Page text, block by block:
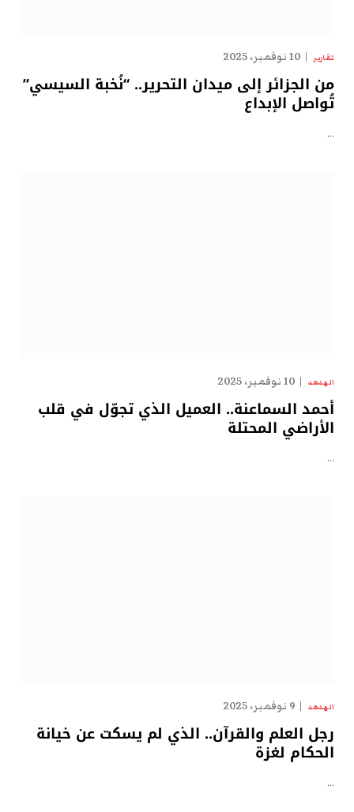
تقارير 10 نوفمبر، 2025
من الجزائر إلى ميدان التحرير.. “نُخبة السيسي”
تُواصل الإبداع
…
الهدهد 10 نوفمبر، 2025
أحمد السماعنة.. العميل الذي تجوّل في قلب
الأراضي المحتلة
…
الهدهد 9 نوفمبر، 2025
رجل العلم والقرآن.. الذي لم يسكت عن خيانة
الحكام لغزة
…